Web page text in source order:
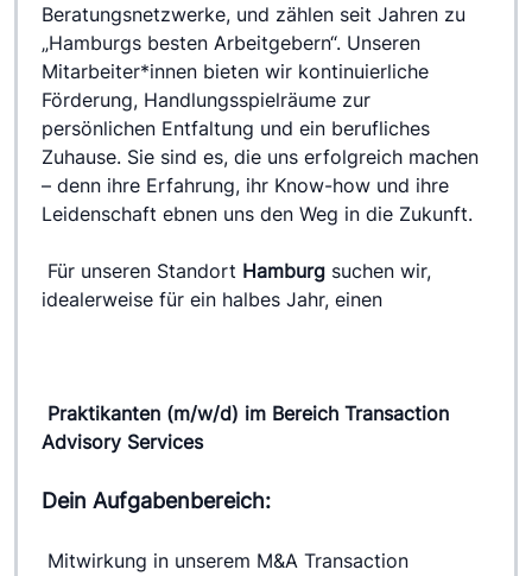
Beratungsnetzwerke, und zählen seit Jahren zu
„Hamburgs besten Arbeitgebern“. Unseren
Mitarbeiter*innen bieten wir kontinuierliche
Förderung, Handlungsspielräume zur
persönlichen Entfaltung und ein berufliches
Zuhause. Sie sind es, die uns erfolgreich machen
– denn ihre Erfahrung, ihr Know-how und ihre
Leidenschaft ebnen uns den Weg in die Zukunft.
Für unseren Standort Hamburg suchen wir,
idealerweise für ein halbes Jahr, einen
Praktikanten (m/w/d) im Bereich Transaction
Advisory Services
Dein Aufgabenbereich: